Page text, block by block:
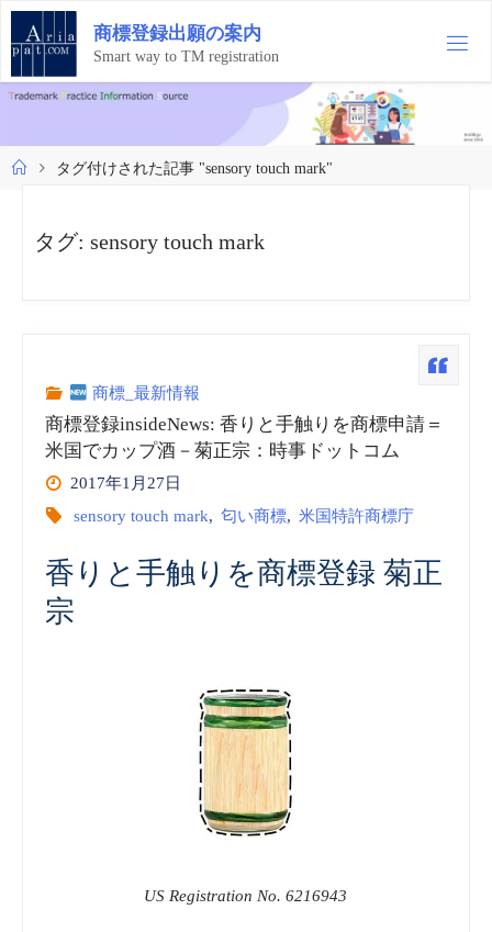
コ
テ
ン
ツ
ス
キ
商標登録出願の案内
Smart way to TM registration
ホ
タグ付けされた記事 "sensory touch mark"
タグ:sensory touch mark
商標_最新情報
商標登録insideNews: 香りと手触りを商標申請＝
米国でカップ酒－菊正宗：時事ドットコム
2017年1月27日
sensory touch mark, 匂い商標, 米国特許商標庁
香りと手触りを商標登録 菊正
宗
US Registration No. 6216943